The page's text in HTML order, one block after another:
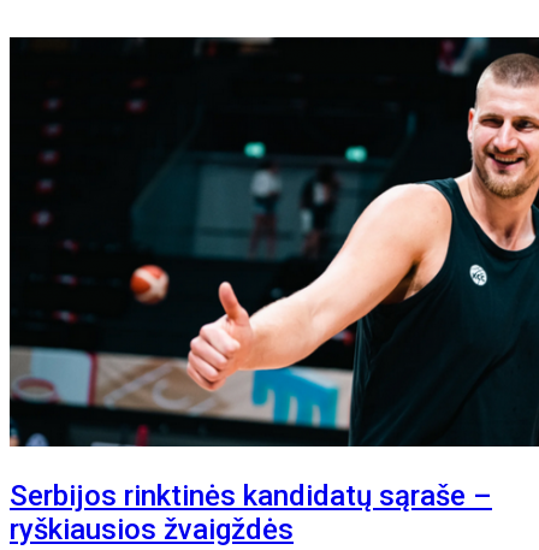
Serbijos rinktinės kandidatų sąraše –
ryškiausios žvaigždės